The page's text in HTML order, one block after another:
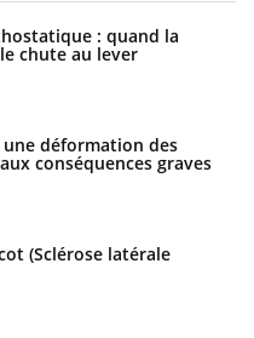
: quand la
chute au lever
déformation des
conséquences graves
(Sclérose latérale